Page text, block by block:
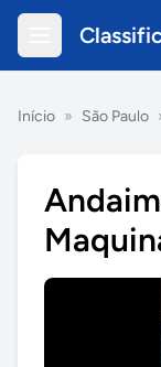
Início » São Paulo